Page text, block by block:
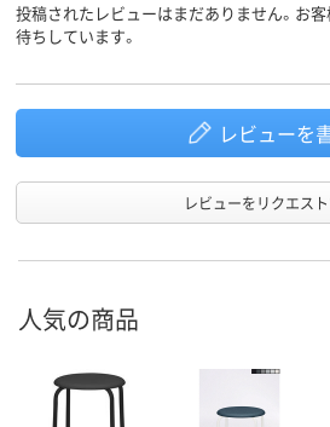
投稿されたレビューはまだありません。お
待ちしています。
レビューを
レビューをリクエス
人気の商品